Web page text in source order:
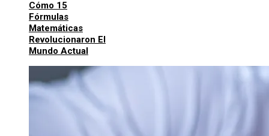
Cómo 15
Fórmulas
Matemáticas
Revolucionaron El
Mundo Actual